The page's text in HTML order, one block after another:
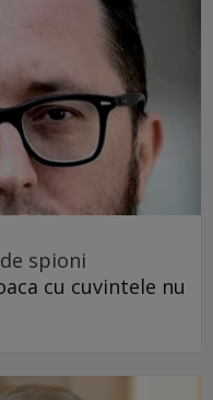
spioni
cu cuvintele nu